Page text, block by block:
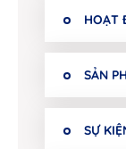
HOẠT
SẢN
SỰ